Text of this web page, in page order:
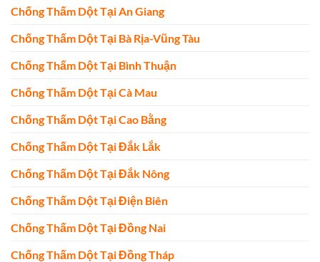
Chống Thấm Dột Tại An Giang
Chống Thấm Dột Tại Bà Rịa-Vũng Tàu
Chống Thấm Dột Tại Bình Thuận
Chống Thấm Dột Tại Cà Mau
Chống Thấm Dột Tại Cao Bằng
Chống Thấm Dột Tại Đắk Lắk
Chống Thấm Dột Tại Đắk Nông
Chống Thấm Dột Tại Điện Biên
Chống Thấm Dột Tại Đồng Nai
Chống Thấm Dột Tại Đồng Tháp